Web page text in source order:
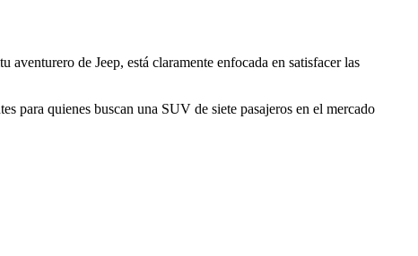
de Jeep, está claramente enfocada en satisfacer las
para quienes buscan una SUV de siete pasajeros en el mercado